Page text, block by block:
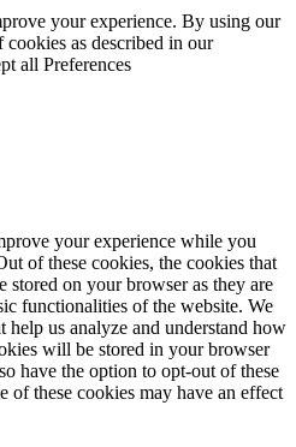
your experience. By using our
as described in our
all Preferences
your experience while you
of these cookies, the cookies that
stored on your browser as they are
functionalities of the website. We
help us analyze and understand how
will be stored in your browser
have the option to opt-out of these
of these cookies may have an effect